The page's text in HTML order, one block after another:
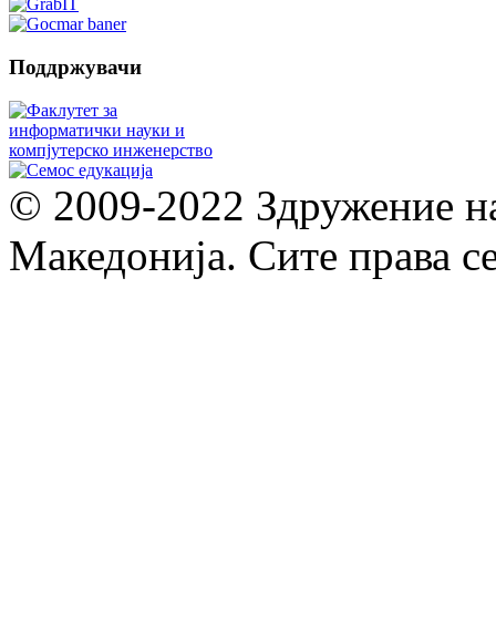
Поддржувачи
© 2009-2022 Здружение
Македонија. Сите права